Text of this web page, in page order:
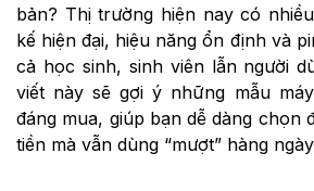
bản? Thị trường hiện nay có
kế hiện đại, hiệu năng ổn định và
cả học sinh, sinh viên lẫn người
viết này sẽ gợi ý những mẫu
đáng mua, giúp bạn dễ dàng chọn
tiền mà vẫn dùng “mượt” hàng